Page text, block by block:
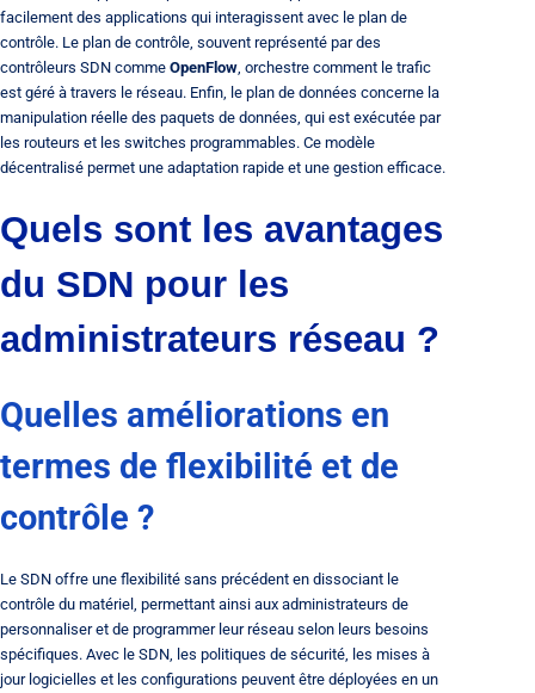
facilement des applications qui interagissent avec le plan de
contrôle. Le plan de contrôle, souvent représenté par des
contrôleurs SDN comme OpenFlow , orchestre comment le trafic
est géré à travers le réseau. Enfin, le plan de données concerne la
manipulation réelle des paquets de données, qui est exécutée par
les routeurs et les switches programmables. Ce modèle
décentralisé permet une adaptation rapide et une gestion efficace.
Quels sont les avantages
du SDN pour les
administrateurs réseau ?
Quelles améliorations en
termes de flexibilité et de
contrôle ?
Le SDN offre une flexibilité sans précédent en dissociant le
contrôle du matériel, permettant ainsi aux administrateurs de
personnaliser et de programmer leur réseau selon leurs besoins
spécifiques. Avec le SDN, les politiques de sécurité, les mises à
jour logicielles et les configurations peuvent être déployées en un